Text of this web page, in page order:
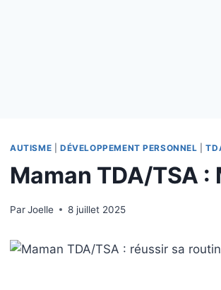
AUTISME DÉVELOPPEMENT PERSONNEL |
Maman TDA/TSA
ParJoelle 8 juillet 2025